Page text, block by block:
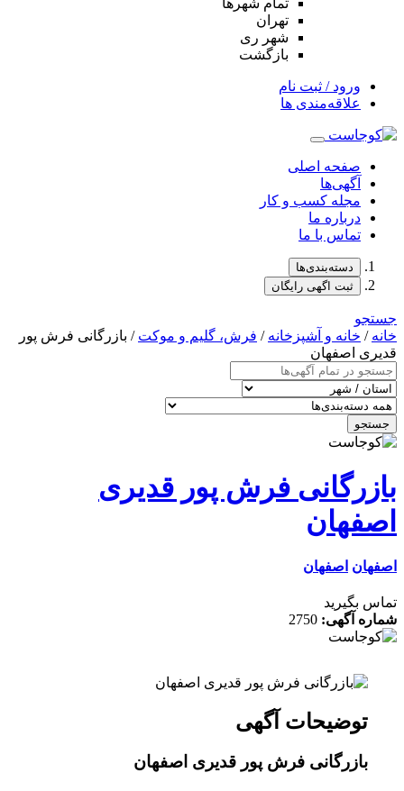
تمام شهر‌ها
تهران
شهر ری
بازگشت
ورود / ثبت نام
علاقه‌مندی ها
صفحه اصلی
آگهی‌ها
مجله کسب و کار
درباره ما
تماس با ما
دسته‌بندی‌ها
ثبت اگهی رایگان
جستجو
خانه / خانه و آشپزخانه / فرش، گلیم و موکت / بازرگانی فرش پور
قدیری اصفهان
جستجو
بازرگانی فرش پور قدیری
اصفهان
اصفهان اصفهان
تماس بگیرید
شماره آگهی: 2750
توضیحات آگهی
بازرگانی فرش پور قدیری اصفهان